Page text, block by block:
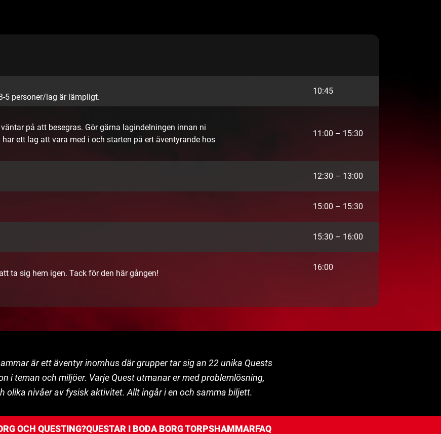
5 personer/lag är lämpligt.
10:45
på att besegras. Gör gärna lagindelningen innan ni
ett lag att vara med i och starten på ert äventyrande hos
11:00 – 15:30
12:30 – 13:00
15:00 – 15:30
15:30 – 16:00
ta sig hem igen. Tack för den här gången!
16:00
är ett äventyr inomhus där grupper tar sig an 22 unika Quests
i teman och miljöer. Varje Quest utmanar er med problemlösning,
olika nivåer av fysisk aktivitet. Allt ingår i en och samma biljett.
OCH QUESTING?QUESTAR I BODA BORG TORPSHAMMARFAQ